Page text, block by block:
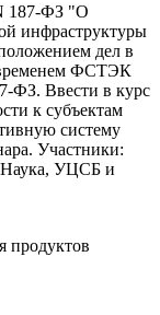
187-ФЗ "О
инфраструктуры
дел в
ФСТЭК
ФЗ. Ввести в курс
к субъектам
систему
Участники:
УЦСБ и
продуктов